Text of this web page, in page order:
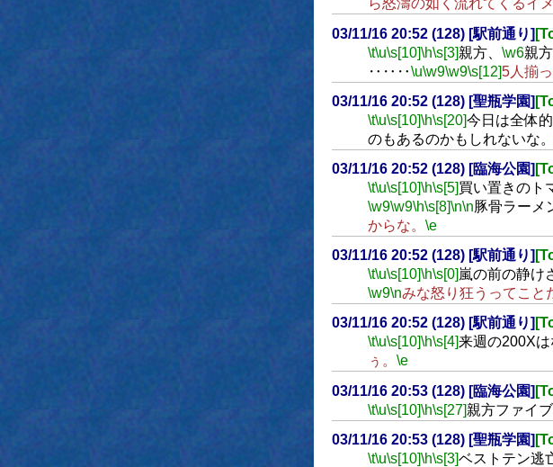
ら怒濤の如く流れてくるイ
03/11/16 20:52 (128) [駅前通り]
\t\u\s[10]\h\s[3]親方、 \w6親方
‥‥‥\u\w9\w9\s[12]5人揃っ
03/11/16 20:52 (128) [聖瓶学園]
\t\u\s[10]\h\s[20]今日は全体
のもあるのかもしれないな。
03/11/16 20:52 (128) [臨海公園]
\t\u\s[10]\h\s[5]買い置きのト
\w9\w9\h\s[8]\n\n豚骨ラーメ
からな。 \e
03/11/16 20:52 (128) [駅前通り]
\t\u\s[10]\h\s[0] 嵐の前の静け
\w9\nみな怒り狂うってこと
03/11/16 20:52 (128) [駅前通り]
\t\u\s[10]\h\s[4]来週の200Xは
ぅ。 \e
03/11/16 20:53 (128) [臨海公園]
\t\u\s[10]\h\s[27]親方ファイブ
03/11/16 20:53 (128) [聖瓶学園]
\t\u\s[10]\h\s[3]ベストテン逃